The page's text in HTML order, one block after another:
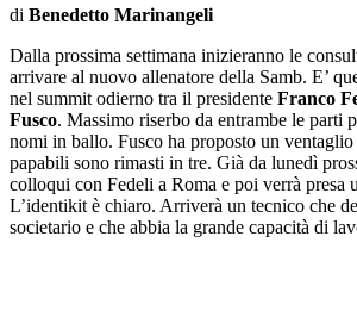
di Benedetto Marinangeli
Dalla prossima settimana inizieranno le
arrivare al nuovo allenatore della Samb. E’
nel summit odierno tra il presidente Franco
Fusco. Massimo riserbo da entrambe le parti
nomi in ballo. Fusco ha proposto un
papabili sono rimasti in tre. Già da lunedì
colloqui con Fedeli a Roma e poi verrà presa
L’identikit è chiaro. Arriverà un tecnico che
societario e che abbia la grande capacità di